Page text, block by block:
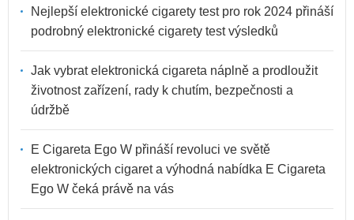
Nejlepší elektronické cigarety test pro rok 2024 přináší
podrobný elektronické cigarety test výsledků
Jak vybrat elektronická cigareta náplně a prodloužit
životnost zařízení, rady k chutím, bezpečnosti a
údržbě
E Cigareta Ego W přináší revoluci ve světě
elektronických cigaret a výhodná nabídka E Cigareta
Ego W čeká právě na vás